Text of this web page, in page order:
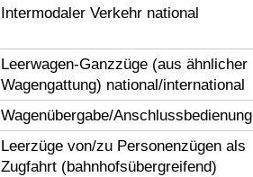
Intermodaler Verkehr national
Leerwagen-Ganzzüge (aus ähnlicher
Wagengattung) national/international
Wagenübergabe/Anschlussbedienung
Leerzüge von/zu Personenzügen als
Zugfahrt (bahnhofsübergreifend)